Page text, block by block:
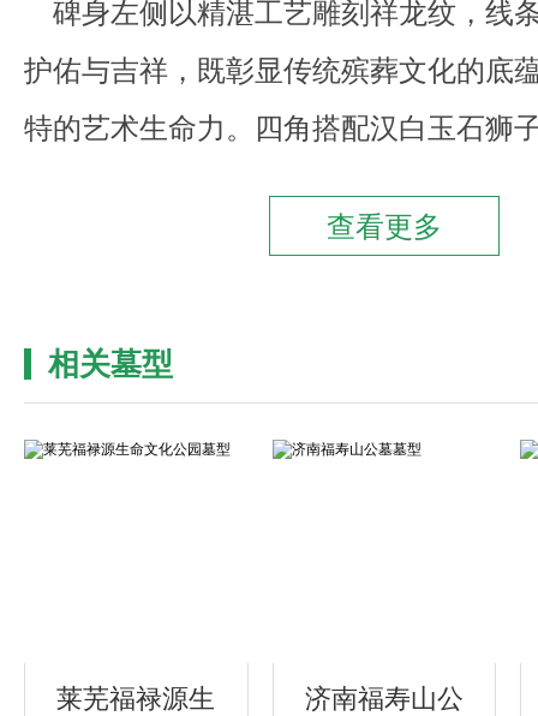
碑身左侧以精湛工艺雕刻祥龙纹，线
护佑与吉祥，既彰显传统殡葬文化的底
特的艺术生命力。四角搭配汉白玉石狮
庄严感，又通过细节雕刻注入艺术美感
相关墓型
莱芜福禄源生 济南福寿山公